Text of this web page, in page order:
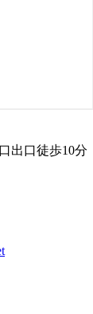
出口徒歩10分